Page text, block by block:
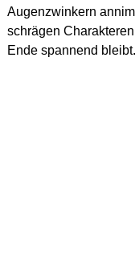
Augenzwinkern
schrägen
Ende spannend bleibt.